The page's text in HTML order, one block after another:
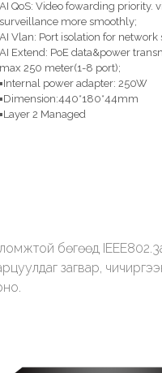
AI QoS: Video fowarding priority.
surveillance more smoothly;
AI Vlan: Port isolation for network
AI Extend: PoE data&power
max 250 meter(1-8 port);
▪Internal power adapter: 250W
▪Dimension:440*180*44mm
▪Layer 2 Managed
бөгөөд
загвар,